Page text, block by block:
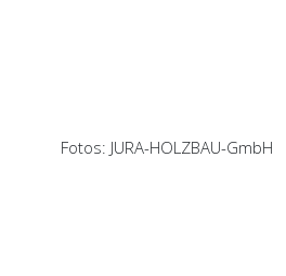
Fotos: JURA-HOLZBAU-GmbH